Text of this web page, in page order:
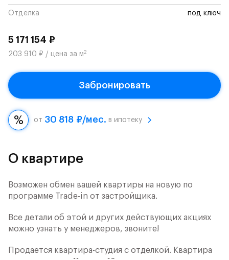
Отделка под ключ
5 171 154 ₽
203 910 ₽ / цена за м2
Забронировать
от 30 818 ₽/мес. в ипотеку
О квартире
Возможен обмен вашей квартиры на новую по
программе Trade-in от застройщика.
Все детали об этой и других действующих акциях
можно узнать у менеджеров, звоните!
Продается квартира-студия с отделкой. Квартира